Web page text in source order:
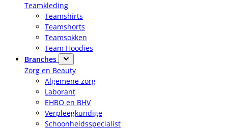
Teamkleding
Teamshirts
Teamshorts
Teamsokken
Team Hoodies
Branches
Zorg en Beauty
Algemene zorg
Laborant
EHBO en BHV
Verpleegkundige
Schoonheidsspecialist